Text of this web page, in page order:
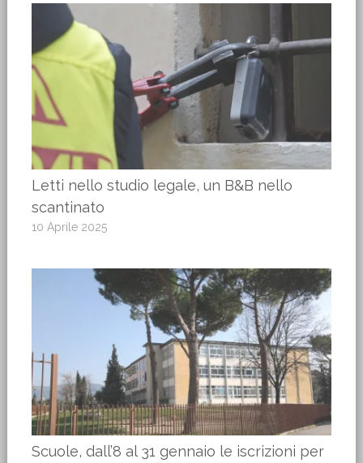
Letti nello studio legale, un B&B nello
scantinato
10 Aprile 2025
Scuole, dall’8 al 31 gennaio le iscrizioni per